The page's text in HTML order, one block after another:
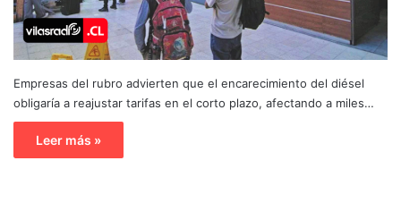
Empresas del rubro advierten que el encarecimiento del diésel
obligaría a reajustar tarifas en el corto plazo, afectando a miles…
Leer más »